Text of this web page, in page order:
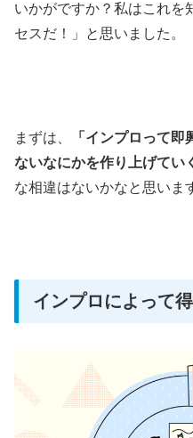
いかがですか？私はこれを
セスだ！」と思いました。
まずは、
「インプロって
ないなにかを作り上げてい
な相違はないかなと思いま
インプロによって